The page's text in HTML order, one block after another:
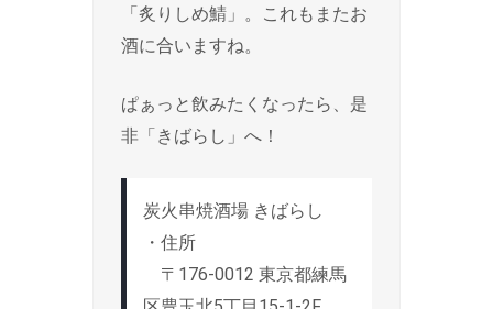
「炙りしめ鯖」。これもまたお
酒に合いますね。
ぱぁっと飲みたくなったら、是
非「きばらし」へ！
炭火串焼酒場 きばらし
・住所
〒176-0012 東京都練馬